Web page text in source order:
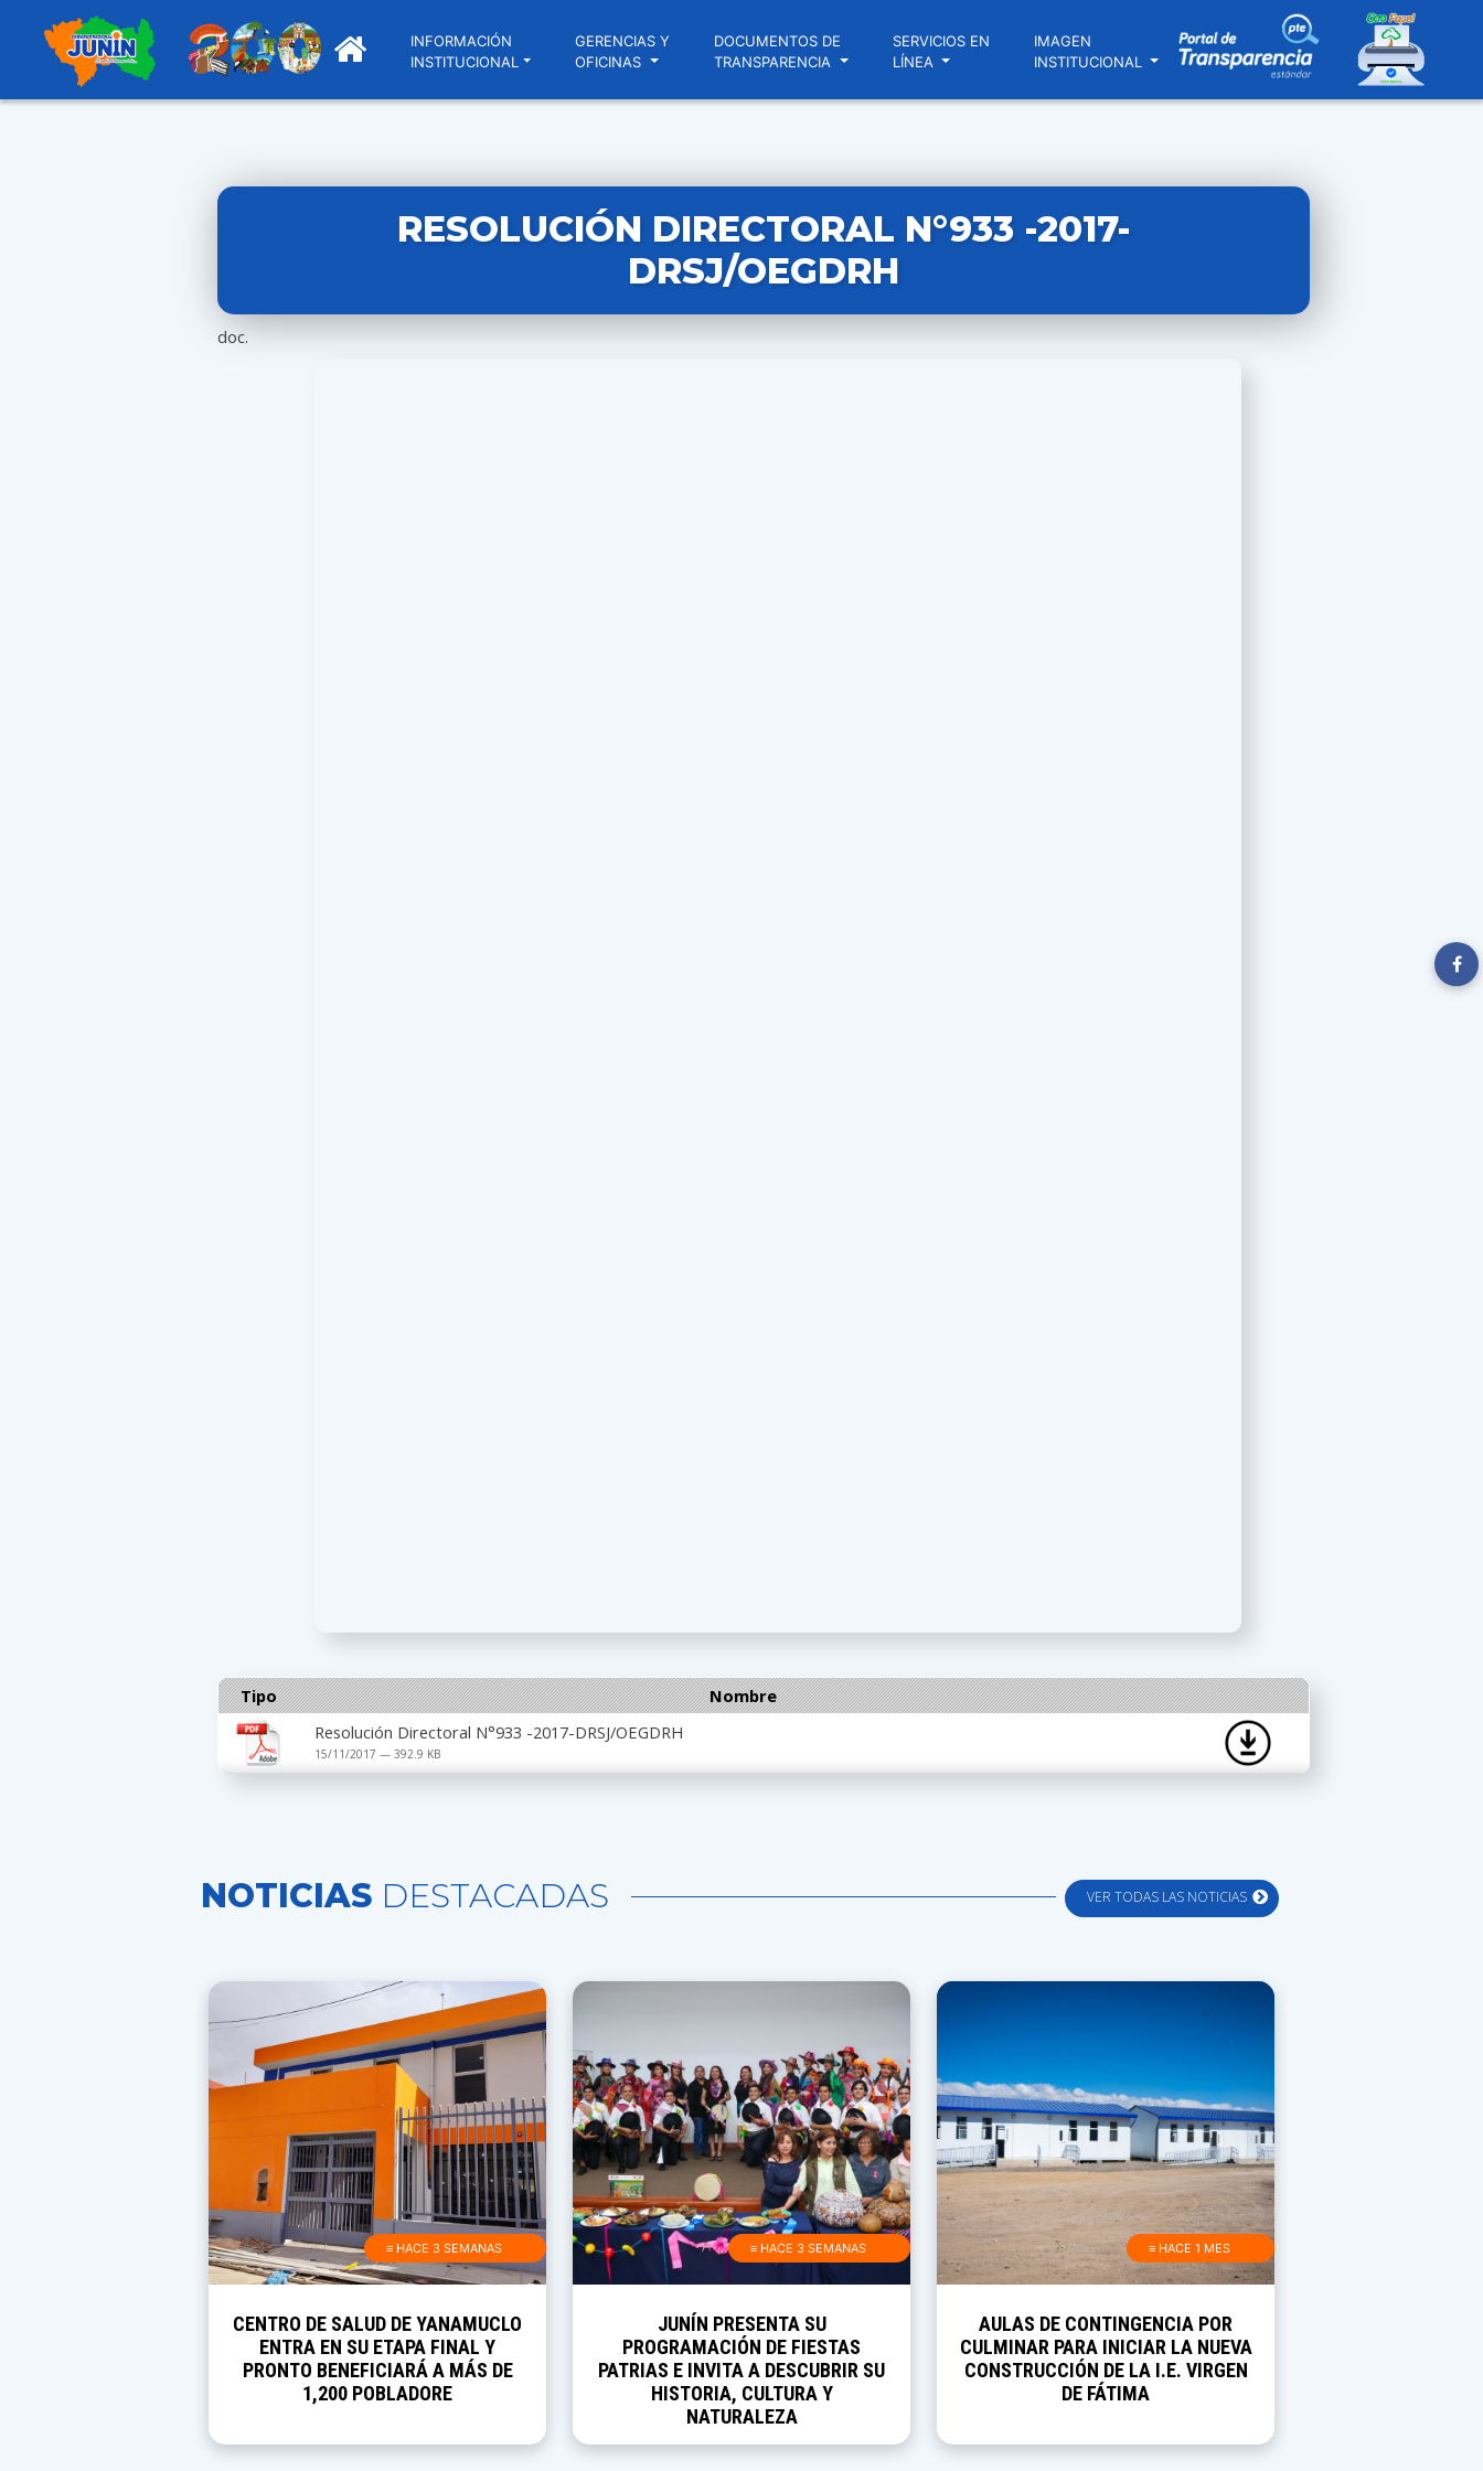
INFORMACIÓN
INSTITUCIONAL
GERENCIAS Y
OFICINAS
DOCUMENTOS DE
TRANSPARENCIA
SERVICIOS EN
LÍNEA
IMAGEN
INSTITUCIONAL
RESOLUCIÓN DIRECTORAL N°933 -2017-
DRSJ/OEGDRH
doc.
Tipo
Nombre
Resolución Directoral N°933 -2017-DRSJ/OEGDRH
15/11/2017 — 392.9 KB
VER TODAS LAS NOTICIAS
NOTICIAS DESTACADAS
≡ HACE 3 SEMANAS
CENTRO DE SALUD DE YANAMUCLO
ENTRA EN SU ETAPA FINAL Y
PRONTO BENEFICIARÁ A MÁS DE
1,200 POBLADORE
≡ HACE 3 SEMANAS
JUNÍN PRESENTA SU
PROGRAMACIÓN DE FIESTAS
PATRIAS E INVITA A DESCUBRIR SU
HISTORIA, CULTURA Y
NATURALEZA
≡ HACE 1 MES
AULAS DE CONTINGENCIA POR
CULMINAR PARA INICIAR LA NUEVA
CONSTRUCCIÓN DE LA I.E. VIRGEN
DE FÁTIMA